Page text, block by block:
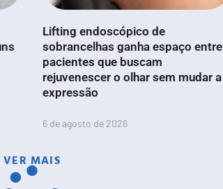
Lifting endoscópico de
sobrancelhas ganha espaço entre
pacientes que buscam
rejuvenescer o olhar sem mudar a
expressão
6 de agosto de 2026
VER MAIS